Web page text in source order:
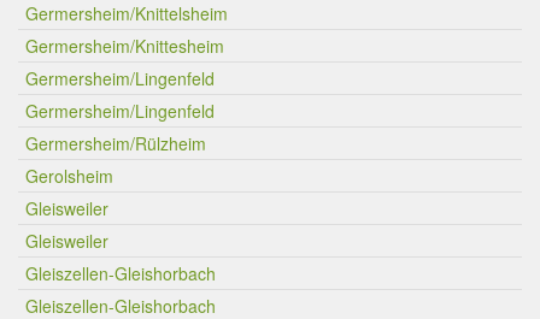
Germersheim/Knittelsheim
Germersheim/Knittesheim
Germersheim/Lingenfeld
Germersheim/Lingenfeld
Germersheim/Rülzheim
Gerolsheim
Gleisweiler
Gleisweiler
Gleiszellen-Gleishorbach
Gleiszellen-Gleishorbach